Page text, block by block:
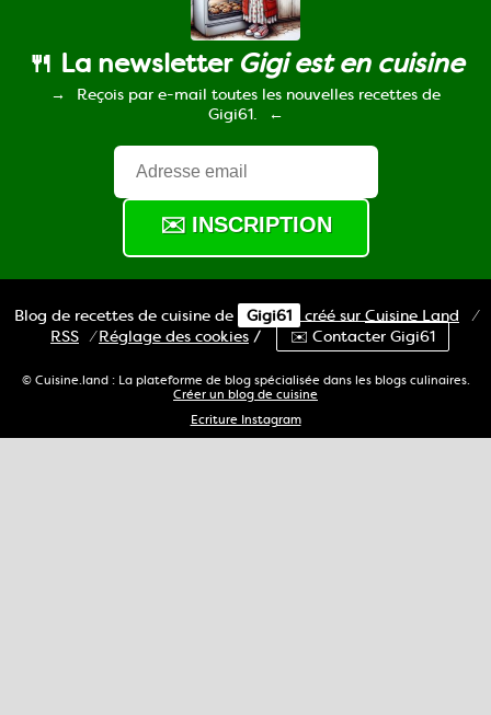
🍴 La newsletter Gigi est en cuisine
Reçois par e-mail toutes les nouvelles recettes de
Gigi61.
Blog de recettes de cuisine de Gigi61 créé sur Cuisine Land
⁄
RSS ⁄Réglage des cookies / ✉️ Contacter Gigi61
© Cuisine.land : La plateforme de blog spécialisée dans les blogs culinaires.
Créer un blog de cuisine
Ecriture Instagram